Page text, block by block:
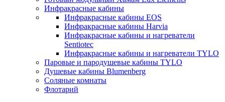
Инфракрасные кабины
Инфракрасные кабины EOS
Инфракрасные кабины Harvia
Инфракрасные кабины и нагреватели
Sentiotec
Инфракрасные кабины и нагреватели TYLO
Паровые и пародушевые кабины TYLO
Душевые кабины Blumenberg
Соляные комнаты
Флотарий